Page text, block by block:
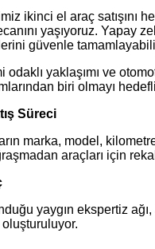
ikinci el araç
yaşıyoruz.
güvenle
odaklı yaklaşımı ve
biri olmayı
Süreci
marka, model,
araçları için
yaygın ekspertiz